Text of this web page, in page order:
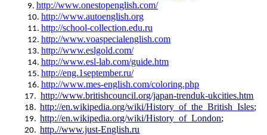
http://www.onestopenglish.com/
http://www.autoenglish.org
http://school-collection.edu.ru
http://www.voaspecialenglish.com
http://www.eslgold.com/
http://www.esl-lab.com/guide.htm
http://eng.1september.ru/
http://www.mes-english.com/coloring.php
http://www.britishcouncil.org/japan-trenduk-ukcities.htm
http://en.wikipedia.org/wiki/History_of_the_British_Isles;
http://en.wikipedia.org/wiki/History_of_London;
http.//www.just-English.ru